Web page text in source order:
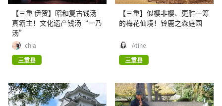
【三重 伊贺】昭和复古钱汤
真霸主！文化遗产钱汤“一乃
汤”
chia
三重县
【三重】似樱非樱、更胜一筹
的梅花仙境！铃鹿之森庭园
Atine
三重县